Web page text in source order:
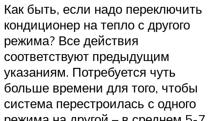
Как быть, если надо переключить
кондиционер на тепло с другого
режима? Все действия
соответствуют предыдущим
указаниям. Потребуется чуть
больше времени для того, чтобы
система перестроилась с одного